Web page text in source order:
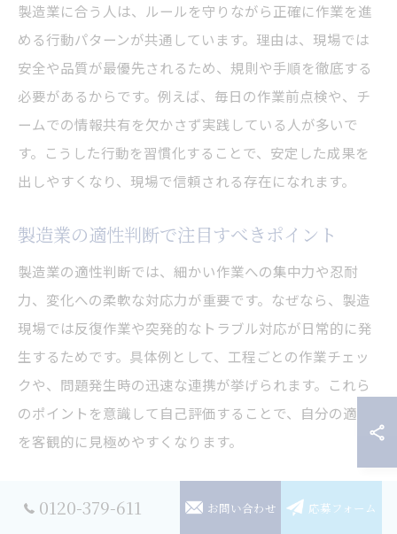
製造業に合う人は、ルールを守りながら正確に作業を進
める行動パターンが共通しています。理由は、現場では
安全や品質が最優先されるため、規則や手順を徹底する
必要があるからです。例えば、毎日の作業前点検や、チ
ームでの情報共有を欠かさず実践している人が多いで
す。こうした行動を習慣化することで、安定した成果を
出しやすくなり、現場で信頼される存在になれます。
製造業の適性判断で注目すべきポイント
製造業の適性判断では、細かい作業への集中力や忍耐
力、変化への柔軟な対応力が重要です。なぜなら、製造
現場では反復作業や突発的なトラブル対応が日常的に発
生するためです。具体例として、工程ごとの作業チェッ
クや、問題発生時の迅速な連携が挙げられます。これら
のポイントを意識して自己評価することで、自分の適性
を客観的に見極めやすくなります。
製造業を目指す人が意識したい強みとは
0120-379-611 お問い合わせ 応募フォーム